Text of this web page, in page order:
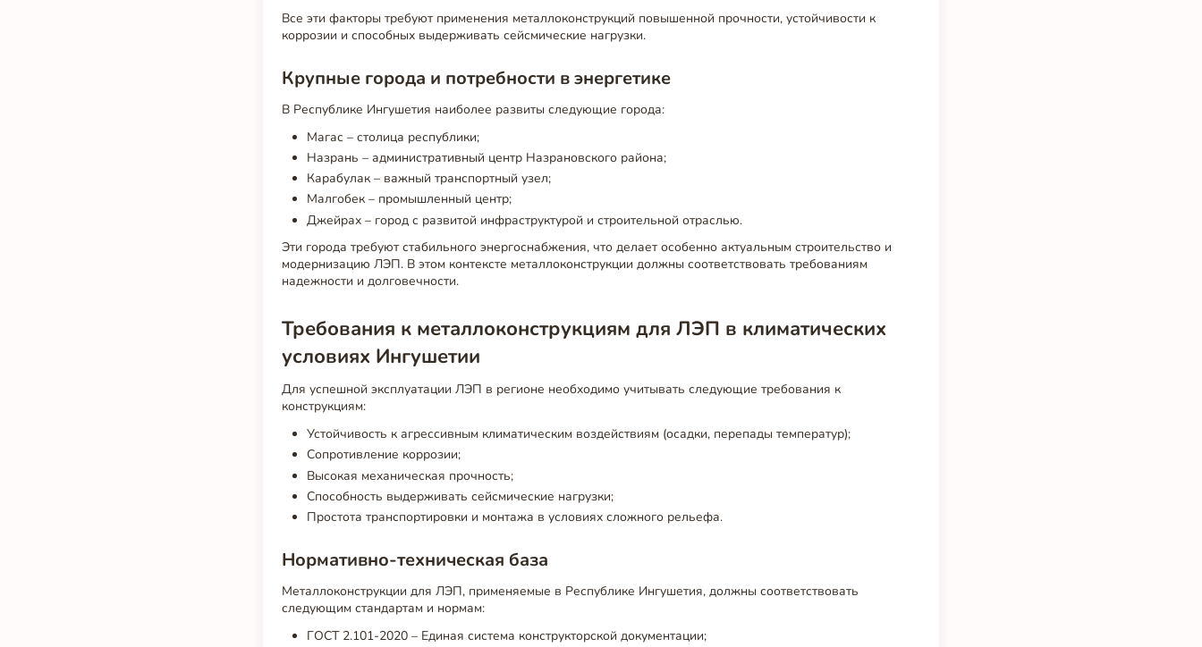
Все эти факторы требуют применения металлоконструкций повышенной прочности, устойчивости к
коррозии и способных выдерживать сейсмические нагрузки.
Крупные города и потребности в энергетике
В Республике Ингушетия наиболее развиты следующие города:
Магас – столица республики;
Назрань – административный центр Назрановского района;
Карабулак – важный транспортный узел;
Малгобек – промышленный центр;
Джейрах – город с развитой инфраструктурой и строительной отраслью.
Эти города требуют стабильного энергоснабжения, что делает особенно актуальным строительство и
модернизацию ЛЭП. В этом контексте металлоконструкции должны соответствовать требованиям
надежности и долговечности.
Требования к металлоконструкциям для ЛЭП в климатических
условиях Ингушетии
Для успешной эксплуатации ЛЭП в регионе необходимо учитывать следующие требования к
конструкциям:
Устойчивость к агрессивным климатическим воздействиям (осадки, перепады температур);
Сопротивление коррозии;
Высокая механическая прочность;
Способность выдерживать сейсмические нагрузки;
Простота транспортировки и монтажа в условиях сложного рельефа.
Нормативно-техническая база
Металлоконструкции для ЛЭП, применяемые в Республике Ингушетия, должны соответствовать
следующим стандартам и нормам:
ГОСТ 2.101-2020 – Единая система конструкторской документации;